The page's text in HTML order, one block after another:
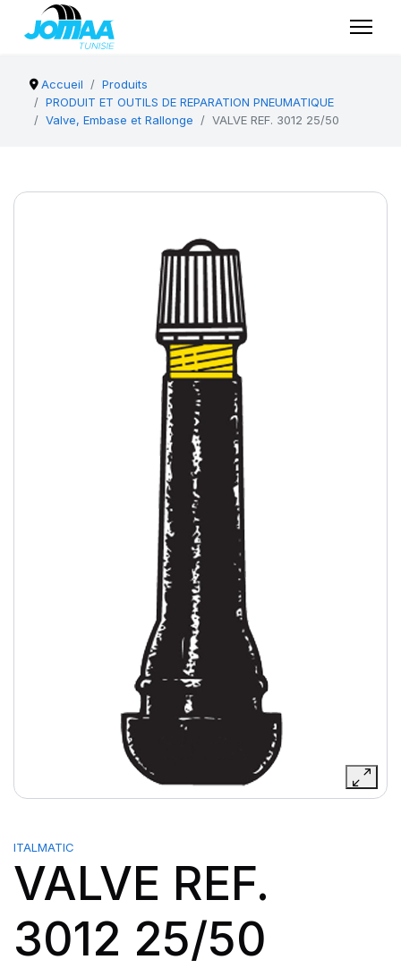
Accueil
Produits
PRODUIT ET OUTILS DE REPARATION PNEUMATIQUE
Valve, Embase et Rallonge
VALVE REF. 3012 25/50
ITALMATIC
VALVE REF.
3012 25/50